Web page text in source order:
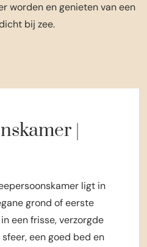
worden en genieten van een
bij zee.
|
ligt in
grond of eerste
een frisse, verzorgde
een goed bed en